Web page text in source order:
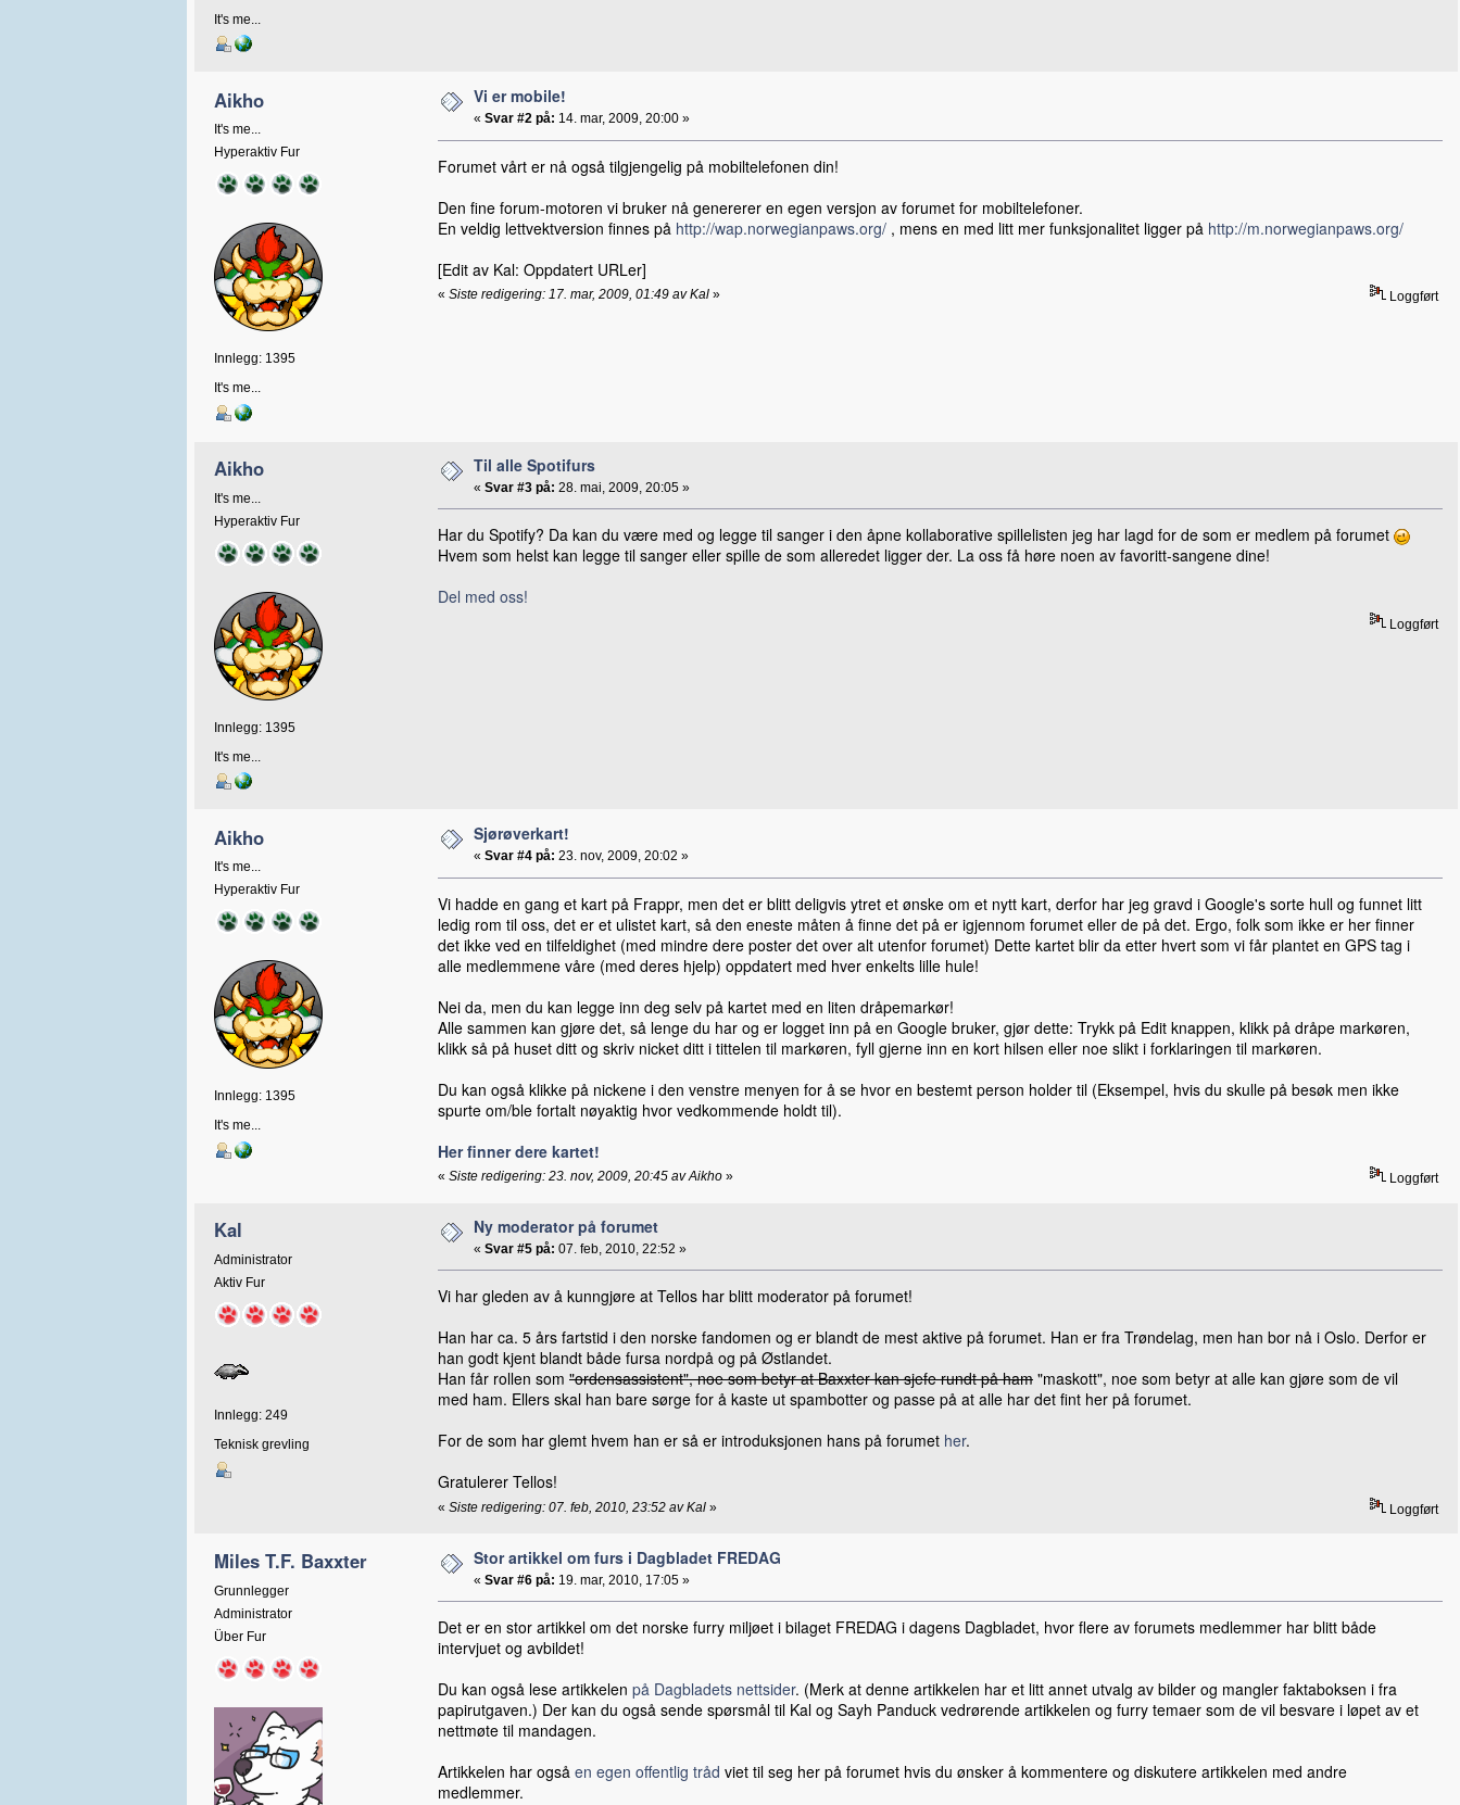
It's me...
Aikho
It's me...
Hyperaktiv Fur
Innlegg: 1395
It's me...
Vi er mobile!
« Svar #2 på: 14. mar, 2009, 20:00 »
Forumet vårt er nå også tilgjengelig på mobiltelefonen din!
Den fine forum-motoren vi bruker nå genererer en egen versjon av forumet for mobiltelefoner.
En veldig lettvektversion finnes på http://wap.norwegianpaws.org/ , mens en med litt mer funksjonalitet ligger på http://m.norwegianpaws.org/
[Edit av Kal: Oppdatert URLer]
« Siste redigering: 17. mar, 2009, 01:49 av Kal » Loggført
Aikho
It's me...
Hyperaktiv Fur
Innlegg: 1395
It's me...
Til alle Spotifurs
« Svar #3 på: 28. mai, 2009, 20:05 »
Har du Spotify? Da kan du være med og legge til sanger i den åpne kollaborative spillelisten jeg har lagd for de som er medlem på forumet
Hvem som helst kan legge til sanger eller spille de som alleredet ligger der. La oss få høre noen av favoritt-sangene dine!
Del med oss!
Loggført
Aikho
It's me...
Hyperaktiv Fur
Innlegg: 1395
It's me...
Sjørøverkart!
« Svar #4 på: 23. nov, 2009, 20:02 »
Vi hadde en gang et kart på Frappr, men det er blitt deligvis ytret et ønske om et nytt kart, derfor har jeg gravd i Google's sorte hull og funnet litt
ledig rom til oss, det er et ulistet kart, så den eneste måten å finne det på er igjennom forumet eller de på det. Ergo, folk som ikke er her finner
det ikke ved en tilfeldighet (med mindre dere poster det over alt utenfor forumet) Dette kartet blir da etter hvert som vi får plantet en GPS tag i
alle medlemmene våre (med deres hjelp) oppdatert med hver enkelts lille hule!
Nei da, men du kan legge inn deg selv på kartet med en liten dråpemarkør!
Alle sammen kan gjøre det, så lenge du har og er logget inn på en Google bruker, gjør dette: Trykk på Edit knappen, klikk på dråpe markøren,
klikk så på huset ditt og skriv nicket ditt i tittelen til markøren, fyll gjerne inn en kort hilsen eller noe slikt i forklaringen til markøren.
Du kan også klikke på nickene i den venstre menyen for å se hvor en bestemt person holder til (Eksempel, hvis du skulle på besøk men ikke
spurte om/ble fortalt nøyaktig hvor vedkommende holdt til).
Her finner dere kartet!
« Siste redigering: 23. nov, 2009, 20:45 av Aikho » Loggført
Kal
Administrator
Aktiv Fur
Innlegg: 249
Teknisk grevling
Ny moderator på forumet
« Svar #5 på: 07. feb, 2010, 22:52 »
Vi har gleden av å kunngjøre at Tellos har blitt moderator på forumet!
Han har ca. 5 års fartstid i den norske fandomen og er blandt de mest aktive på forumet. Han er fra Trøndelag, men han bor nå i Oslo. Derfor er
han godt kjent blandt både fursa nordpå og på Østlandet.
Han får rollen som "ordensassistent", noe som betyr at Baxxter kan sjefe rundt på ham "maskott", noe som betyr at alle kan gjøre som de vil
med ham. Ellers skal han bare sørge for å kaste ut spambotter og passe på at alle har det fint her på forumet.
For de som har glemt hvem han er så er introduksjonen hans på forumet her.
Gratulerer Tellos!
« Siste redigering: 07. feb, 2010, 23:52 av Kal » Loggført
Miles T.F. Baxxter
Grunnlegger
Administrator
Über Fur
Stor artikkel om furs i Dagbladet FREDAG
« Svar #6 på: 19. mar, 2010, 17:05 »
Det er en stor artikkel om det norske furry miljøet i bilaget FREDAG i dagens Dagbladet, hvor flere av forumets medlemmer har blitt både
intervjuet og avbildet!
Du kan også lese artikkelen på Dagbladets nettsider. (Merk at denne artikkelen har et litt annet utvalg av bilder og mangler faktaboksen i fra
papirutgaven.) Der kan du også sende spørsmål til Kal og Sayh Panduck vedrørende artikkelen og furry temaer som de vil besvare i løpet av et
nettmøte til mandagen.
Artikkelen har også en egen offentlig tråd viet til seg her på forumet hvis du ønsker å kommentere og diskutere artikkelen med andre
medlemmer.